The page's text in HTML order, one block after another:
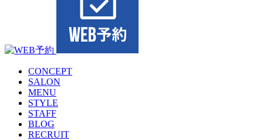
CONCEPT
SALON
MENU
STYLE
STAFF
BLOG
RECRUIT